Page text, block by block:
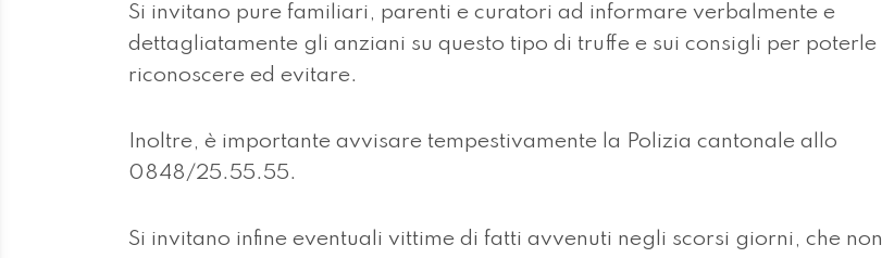
Si invitano pure familiari, parenti e curatori ad informare verbalmente e
dettagliatamente gli anziani su questo tipo di truffe e sui consigli per poterle
riconoscere ed evitare.
Inoltre, è importante avvisare tempestivamente la Polizia cantonale allo
0848/25.55.55.
Si invitano infine eventuali vittime di fatti avvenuti negli scorsi giorni, che non